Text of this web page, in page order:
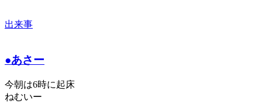
出来事
●あさー
今朝は6時に起床
ねむいー